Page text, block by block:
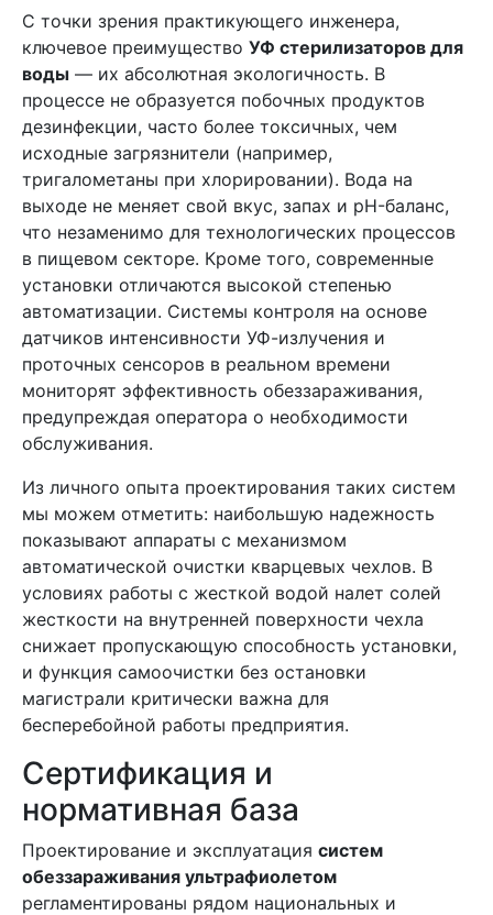
С точки зрения практикующего инженера,
ключевое преимущество УФ стерилизаторов для
воды — их абсолютная экологичность. В
процессе не образуется побочных продуктов
дезинфекции, часто более токсичных, чем
исходные загрязнители (например,
тригалометаны при хлорировании). Вода на
выходе не меняет свой вкус, запах и pH-баланс,
что незаменимо для технологических процессов
в пищевом секторе. Кроме того, современные
установки отличаются высокой степенью
автоматизации. Системы контроля на основе
датчиков интенсивности УФ-излучения и
проточных сенсоров в реальном времени
мониторят эффективность обеззараживания,
предупреждая оператора о необходимости
обслуживания.
Из личного опыта проектирования таких систем
мы можем отметить: наибольшую надежность
показывают аппараты с механизмом
автоматической очистки кварцевых чехлов. В
условиях работы с жесткой водой налет солей
жесткости на внутренней поверхности чехла
снижает пропускающую способность установки,
и функция самоочистки без остановки
магистрали критически важна для
бесперебойной работы предприятия.
Сертификация и
нормативная база
Проектирование и эксплуатация систем
обеззараживания ультрафиолетом
регламентированы рядом национальных и